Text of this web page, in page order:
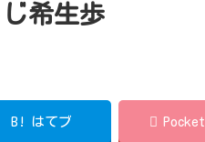
希生歩
B! はてブ Pocket